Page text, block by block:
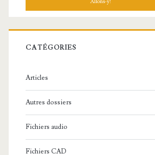
h
r
c
:
CATÉGORIES
Articles
Autres dossiers
Fichiers audio
Fichiers CAD